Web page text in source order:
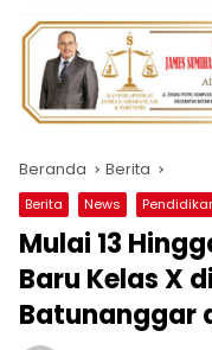
Beranda Berita
Berita News
Mulai 13
Baru Kelas X
Batunanggar